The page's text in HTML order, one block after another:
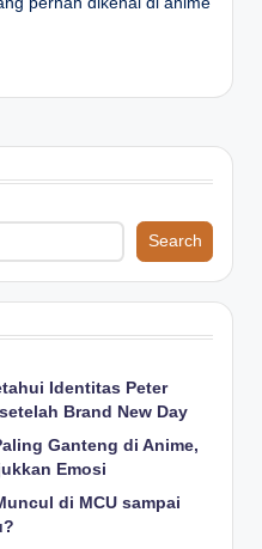
Search
Identitas Peter
Brand New Day
Ganteng di Anime,
Emosi
di MCU sampai